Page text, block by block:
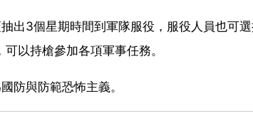
出3個星期時間到軍隊服役，服役人員也可
以持槍參加各項軍事任務。
防與防範恐怖主義。